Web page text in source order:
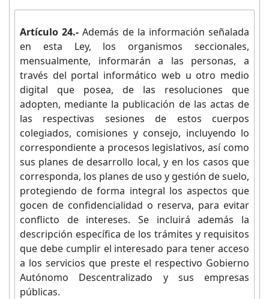
Artículo 24.- Además de la información señalada
en esta Ley, los organismos seccionales,
mensualmente, informarán a las personas, a
través del portal informático web u otro medio
digital que posea, de las resoluciones que
adopten, mediante la publicación de las actas de
las respectivas sesiones de estos cuerpos
colegiados, comisiones y consejo, incluyendo lo
correspondiente a procesos legislativos, así como
sus planes de desarrollo local, y en los casos que
corresponda, los planes de uso y gestión de suelo,
protegiendo de forma integral los aspectos que
gocen de confidencialidad o reserva, para evitar
conflicto de intereses. Se incluirá además la
descripción específica de los trámites y requisitos
que debe cumplir el interesado para tener acceso
a los servicios que preste el respectivo Gobierno
Autónomo Descentralizado y sus empresas
públicas.